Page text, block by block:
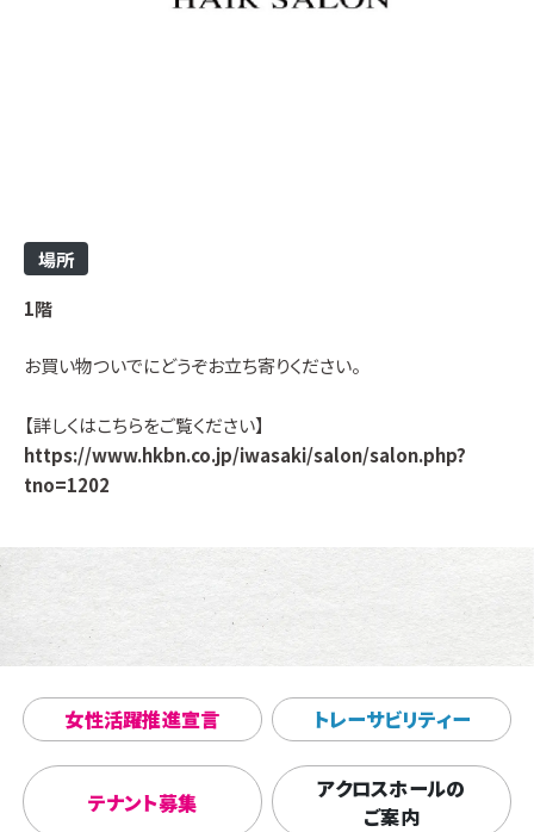
場所
1階
お買い物ついでにどうぞお立ち寄りください。
【詳しくはこちらをご覧ください】
https://www.hkbn.co.jp/iwasaki/salon/salon.php?
tno=1202
女性活躍推進宣言 トレーサビリティー
テナント募集
アクロスホールの
ご案内